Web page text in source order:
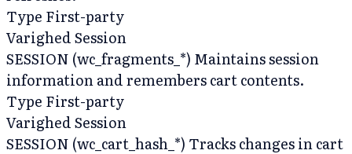
Type First-party
VarighedSession
SESSION (wc_fragments_*) Maintains session
information and remembers cart contents.
Type First-party
VarighedSession
SESSION (wc_cart_hash_*) Tracks changes in cart